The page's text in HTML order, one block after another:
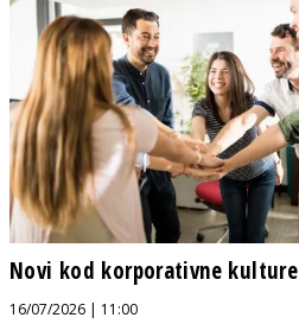
Novi kod korporativne kulture
16/07/2026 | 11:00